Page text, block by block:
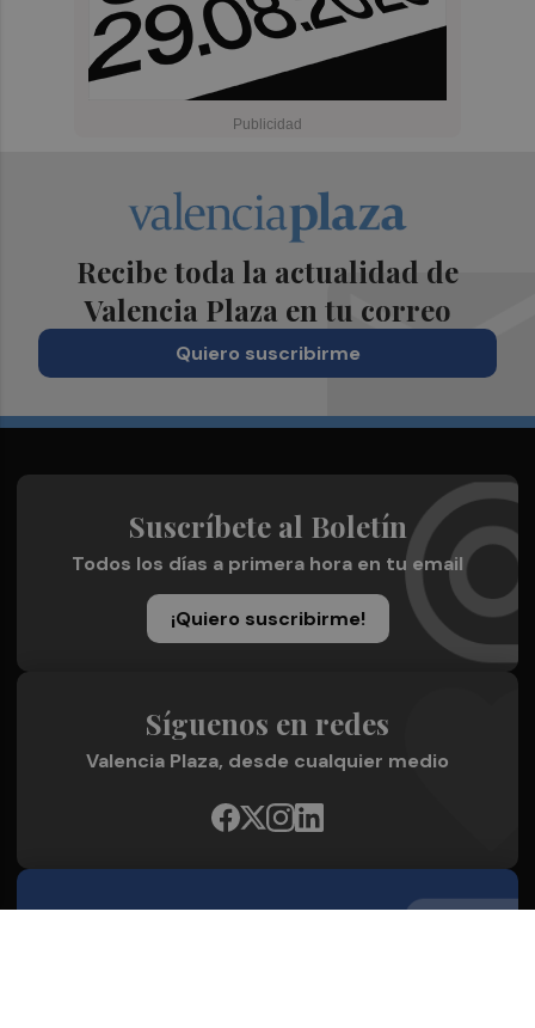
Recibe toda la actualidad de
Valencia Plaza en tu correo
Quiero suscribirme
Suscríbete al Boletín
Todos los días a primera hora en tu email
¡Quiero suscribirme!
Síguenos en redes
Valencia Plaza, desde cualquier medio
Quienes Somos